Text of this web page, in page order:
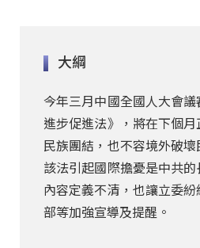
大綱
今年三月中國全國人大會
進步促進法》，將在下個
民族團結，也不容境外破
該法引起國際擔憂是中共
內容定義不清，也讓立委
部等加強宣導及提醒。